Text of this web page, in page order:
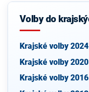
Volby do
Krajské volby 2024
Krajské volby 2020
Krajské volby 2016